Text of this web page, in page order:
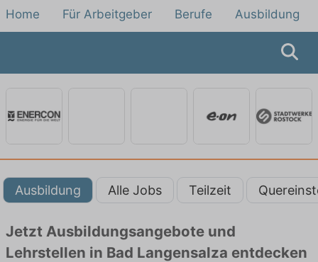
Home Für Arbeitgeber Berufe Ausbildung
Ausbildung Alle Jobs Teilzeit
Jetzt Ausbildungsangebote und
Lehrstellen in Bad Langensalza entdecken